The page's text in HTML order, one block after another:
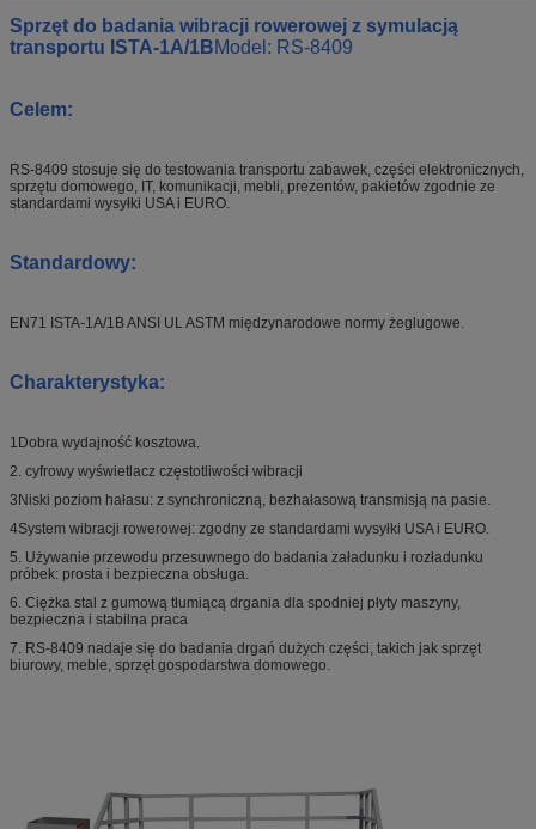
Sprzęt do badania wibracji rowerowej z symulacją
transportu ISTA-1A/1BModel: RS-8409
Celem:
RS-8409 stosuje się do testowania transportu zabawek, części elektronicznych,
sprzętu domowego, IT, komunikacji, mebli, prezentów, pakietów zgodnie ze
standardami wysyłki USA i EURO.
Standardowy:
EN71 ISTA-1A/1B ANSI UL ASTM międzynarodowe normy żeglugowe.
Charakterystyka:
1Dobra wydajność kosztowa.
2. cyfrowy wyświetlacz częstotliwości wibracji
3Niski poziom hałasu: z synchroniczną, bezhałasową transmisją na pasie.
4System wibracji rowerowej: zgodny ze standardami wysyłki USA i EURO.
5. Używanie przewodu przesuwnego do badania załadunku i rozładunku
próbek: prosta i bezpieczna obsługa.
6. Ciężka stal z gumową tłumiącą drgania dla spodniej płyty maszyny,
bezpieczna i stabilna praca
7. RS-8409 nadaje się do badania drgań dużych części, takich jak sprzęt
biurowy, meble, sprzęt gospodarstwa domowego.